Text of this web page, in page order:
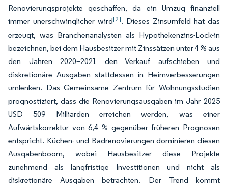
Renovierungsprojekte geschaffen, da ein Umzug finanziell
immer unerschwinglicher wird[2]. Dieses Zinsumfeld hat das
erzeugt, was Branchenanalysten als Hypothekenzins-Lock-in
bezeichnen, bei dem Hausbesitzer mit Zinssätzen unter 4 % aus
den Jahren 2020–2021 den Verkauf aufschieben und
diskretionäre Ausgaben stattdessen in Heimverbesserungen
umlenken. Das Gemeinsame Zentrum für Wohnungsstudien
prognostiziert, dass die Renovierungsausgaben im Jahr 2025
USD 509 Milliarden erreichen werden, was einer
Aufwärtskorrektur von 6,4 % gegenüber früheren Prognosen
entspricht. Küchen- und Badrenovierungen dominieren diesen
Ausgabenboom, wobei Hausbesitzer diese Projekte
zunehmend als langfristige Investitionen und nicht als
diskretionäre Ausgaben betrachten. Der Trend kommt